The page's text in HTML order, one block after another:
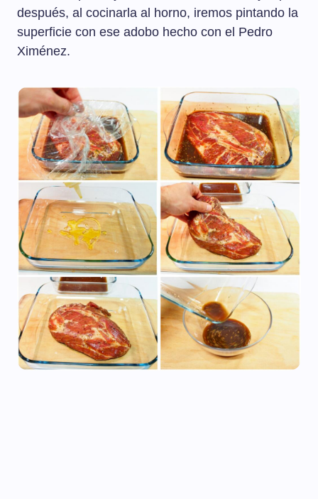
después, al cocinarla al horno, iremos pintando la
superficie con ese adobo hecho con el Pedro
Ximénez.